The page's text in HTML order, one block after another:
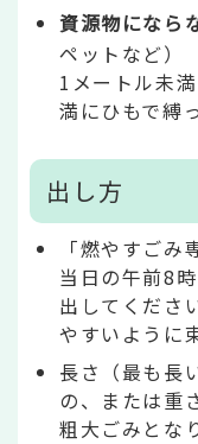
資源物になら
ペットなど）
1メートル未
満にひもで縛
出し方
「燃やすご
当日の午前8
出してくださ
やすいように
長さ（最も長
の、または重
粗大ごみとな